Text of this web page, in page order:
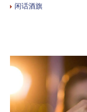
闲话酒旗